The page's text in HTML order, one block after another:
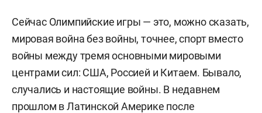
Сейчас Олимпийские игры — это, можно сказать,
мировая война без войны, точнее, спорт вместо
войны между тремя основными мировыми
центрами сил: США, Россией и Китаем. Бывало,
случались и настоящие войны. В недавнем
прошлом в Латинской Америке после